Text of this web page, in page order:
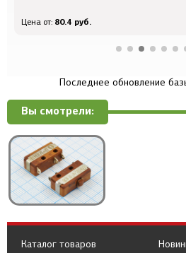
Цена от: 80.4 руб.
Последнее обновление
Вы смотрели:
Каталог товаров